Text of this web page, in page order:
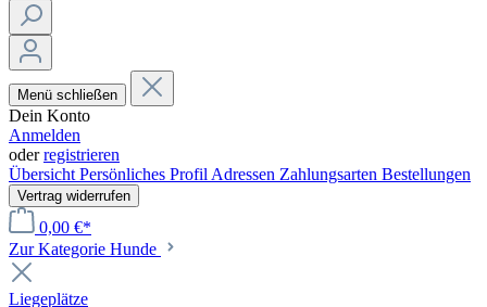
Menü schließen
Dein Konto
Anmelden
oderregistrieren
Übersicht Persönliches Profil Adressen Zahlungsarten Bestellungen
Vertrag widerrufen
0,00 €*
Zur Kategorie Hunde
Liegeplätze